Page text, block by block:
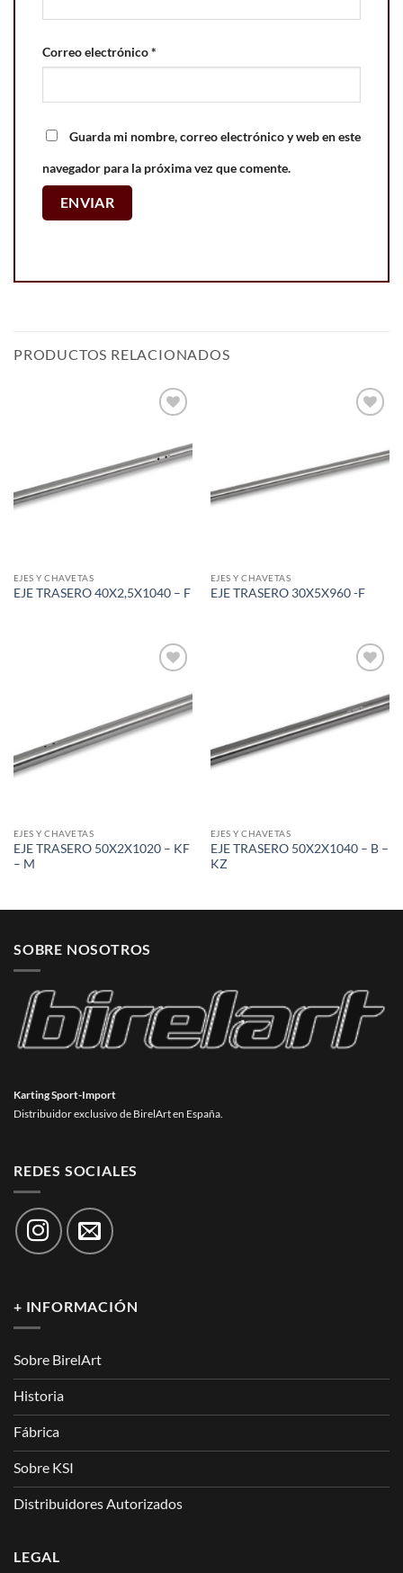
Correo electrónico*
Guarda mi nombre, correo electrónico y web en este
navegador para la próxima vez que comente.
PRODUCTOS RELACIONADOS
EJES Y CHAVETAS
EJE TRASERO 40X2,5X1040 – F
EJES Y CHAVETAS
EJE TRASERO 30X5X960 -F
wishlist
EJES Y CHAVETAS
EJE TRASERO 50X2X1020 – KF
– M
wishlist
EJES Y CHAVETAS
EJE TRASERO 50X2X1040 – B –
KZ
SOBRE NOSOTROS
Karting Sport-Import
Distribuidor exclusivo de BirelArt en España.
REDES SOCIALES
+ INFORMACIÓN
Sobre BirelArt
Historia
Fábrica
Sobre KSI
Distribuidores Autorizados
LEGAL